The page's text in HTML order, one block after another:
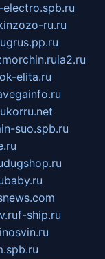
ru.ru
ia2.ru
elita.ru
korru.net
suo.spb.ru
dugshop.ru
f-ship.ru